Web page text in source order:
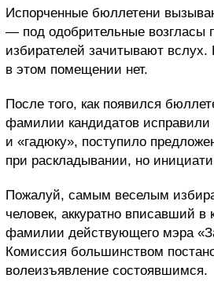
Испорченные бюллетени
— под одобрительные возгласы
избирателей зачитывают вслух.
в этом помещении нет.
После того, как появился
фамилии кандидатов исправили
и «гадюку», поступило
при раскладывании, но
Пожалуй, самым веселым
человек, аккуратно вписавший в
фамилии действующего мэра
Комиссия большинством
волеизъявление состоявшимся.